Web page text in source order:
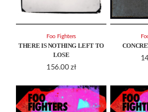
THERE IS NOTHING LEFT TO
LOSE
156.00 zł
Foo Fighters